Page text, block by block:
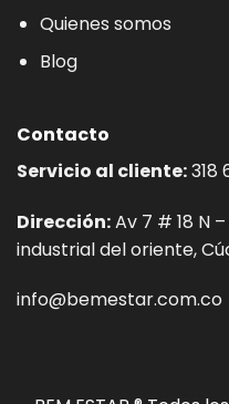
Quienes somos
Blog
Contacto
Servicio al cliente:318
Dirección:Av 7 # 18 N
industrial del oriente,
info@bemestar.com.co